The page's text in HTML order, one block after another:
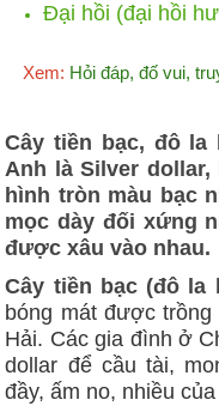
Đại hồi (đại hồi
Xem: Hỏi đáp, đố vui,
Cây tiền bạc, đô la
Anh là Silver
hình tròn màu bạc
mọc dày đối xứng
được xâu vào nhau.
Cây tiền bạc (đô la
bóng mát được
Hải. Các gia đình ở
dollar để cầu tài,
đầy, ấm no, nhiều